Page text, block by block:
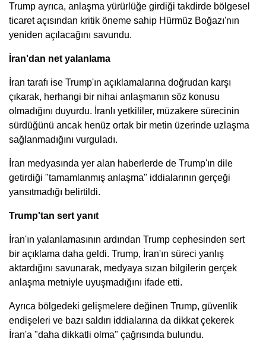
Trump ayrıca, anlaşma yürürlüğe girdiği takdirde bölgesel
ticaret açısından kritik öneme sahip Hürmüz Boğazı'nın
yeniden açılacağını savundu.
İran'dan net yalanlama
İran tarafı ise Trump'ın açıklamalarına doğrudan karşı
çıkarak, herhangi bir nihai anlaşmanın söz konusu
olmadığını duyurdu. İranlı yetkililer, müzakere sürecinin
sürdüğünü ancak henüz ortak bir metin üzerinde uzlaşma
sağlanmadığını vurguladı.
İran medyasında yer alan haberlerde de Trump'ın dile
getirdiği "tamamlanmış anlaşma" iddialarının gerçeği
yansıtmadığı belirtildi.
Trump'tan sert yanıt
İran'ın yalanlamasının ardından Trump cephesinden sert
bir açıklama daha geldi. Trump, İran'ın süreci yanlış
aktardığını savunarak, medyaya sızan bilgilerin gerçek
anlaşma metniyle uyuşmadığını ifade etti.
Ayrıca bölgedeki gelişmelere değinen Trump, güvenlik
endişeleri ve bazı saldırı iddialarına da dikkat çekerek
İran'a "daha dikkatli olma" çağrısında bulundu.